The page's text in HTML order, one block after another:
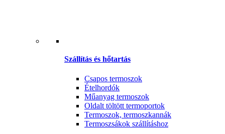
Szállítás és hőtartás
Csapos termoszok
Ételhordók
Műanyag termoszok
Oldalt töltött termoportok
Termoszok, termoszkannák
Termoszsákok szállításhoz